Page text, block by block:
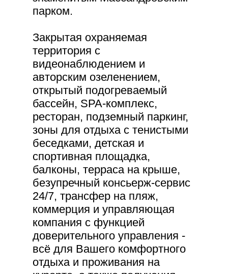
парком.
Закрытая охраняемая
территория с
видеонаблюдением и
авторским озеленением,
открытый подогреваемый
бассейн, SPA-комплекс,
ресторан, подземный паркинг,
зоны для отдыха с тенистыми
беседками, детская и
спортивная площадка,
балконы, терраса на крыше,
безупречный консьерж-сервис
24/7, трансфер на пляж,
коммерция и управляющая
компания с функцией
доверительного управления -
всё для Вашего комфортного
отдыха и проживания на